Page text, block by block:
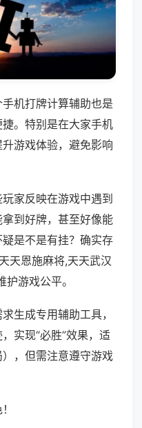
机打牌计算辅助也是
。特别是在大家手机
游戏体验，避免影响
家反映在游戏中遇到
到好牌，甚至好像能
是不是有挂？确实存
天恩施麻将,天天武汉
游戏公平。
生成专用辅助工具，
实现“必胜”效果，适
，但需注意遵守游戏